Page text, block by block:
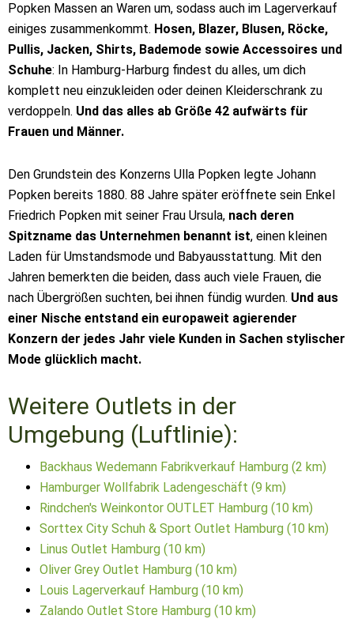
Popken Massen an Waren um, sodass auch im Lagerverkauf
einiges zusammenkommt. Hosen, Blazer, Blusen, Röcke,
Pullis, Jacken, Shirts, Bademode sowie Accessoires und
Schuhe: In Hamburg-Harburg findest du alles, um dich
komplett neu einzukleiden oder deinen Kleiderschrank zu
verdoppeln. Und das alles ab Größe 42 aufwärts für
Frauen und Männer.
Den Grundstein des Konzerns Ulla Popken legte Johann
Popken bereits 1880. 88 Jahre später eröffnete sein Enkel
Friedrich Popken mit seiner Frau Ursula, nach deren
Spitzname das Unternehmen benannt ist, einen kleinen
Laden für Umstandsmode und Babyausstattung. Mit den
Jahren bemerkten die beiden, dass auch viele Frauen, die
nach Übergrößen suchten, bei ihnen fündig wurden. Und aus
einer Nische entstand ein europaweit agierender
Konzern der jedes Jahr viele Kunden in Sachen stylischer
Mode glücklich macht.
Weitere Outlets in der
Umgebung (Luftlinie):
Backhaus Wedemann Fabrikverkauf Hamburg (2 km)
Hamburger Wollfabrik Ladengeschäft (9 km)
Rindchen's Weinkontor OUTLET Hamburg (10 km)
Sorttex City Schuh & Sport Outlet Hamburg (10 km)
Linus Outlet Hamburg (10 km)
Oliver Grey Outlet Hamburg (10 km)
Louis Lagerverkauf Hamburg (10 km)
Zalando Outlet Store Hamburg (10 km)